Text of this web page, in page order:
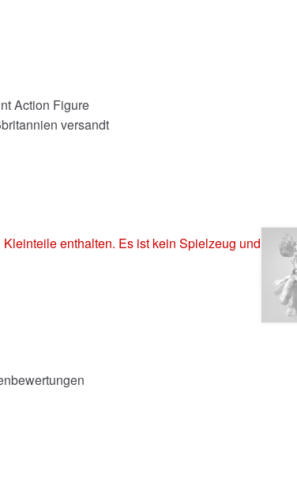
Action Figure
versandt
enthalten. Es ist kein Spielzeug und